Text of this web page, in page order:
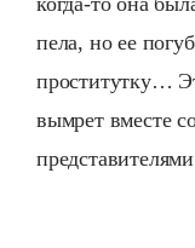
пела, но ее
проститутку…
вымрет вместе